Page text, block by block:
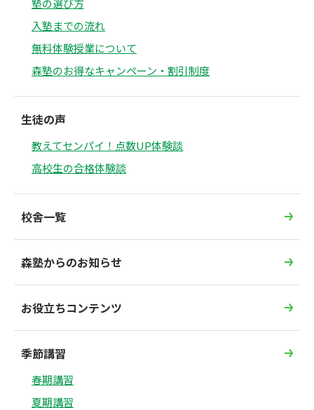
塾の選び方
入塾までの流れ
無料体験授業について
森塾のお得なキャンペーン・割引制度
生徒の声
教えてセンパイ！点数UP体験談
高校生の合格体験談
校舎一覧
森塾からのお知らせ
お役立ちコンテンツ
季節講習
春期講習
夏期講習